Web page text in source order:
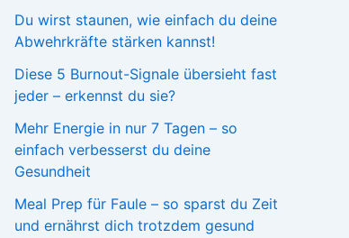
Du wirst staunen, wie einfach du deine
Abwehrkräfte stärken kannst!
Diese 5 Burnout-Signale übersieht fast
jeder – erkennst du sie?
Mehr Energie in nur 7 Tagen – so
einfach verbesserst du deine
Gesundheit
Meal Prep für Faule – so sparst du Zeit
und ernährst dich trotzdem gesund